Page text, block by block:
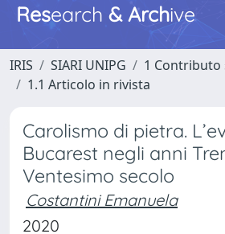
Research & Archive
IRIS SIARI UNIPG
1 Contributo
1.1 Articolo in rivista
Carolismo di pietra.
Bucarest negli anni
Ventesimo secolo
Costantini Emanuela
2020